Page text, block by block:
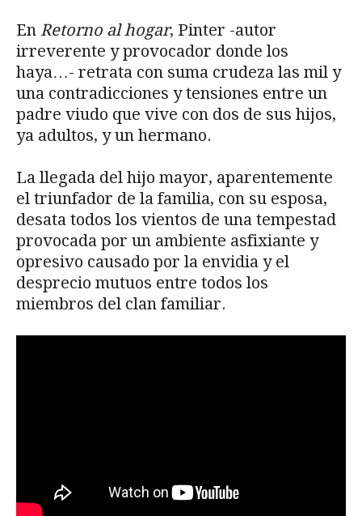
En Retorno al hogar, Pinter -autor
irreverente y provocador donde los
haya…- retrata con suma crudeza las mil y
una contradicciones y tensiones entre un
padre viudo que vive con dos de sus hijos,
ya adultos, y un hermano.
La llegada del hijo mayor, aparentemente
el triunfador de la familia, con su esposa,
desata todos los vientos de una tempestad
provocada por un ambiente asfixiante y
opresivo causado por la envidia y el
desprecio mutuos entre todos los
miembros del clan familiar.